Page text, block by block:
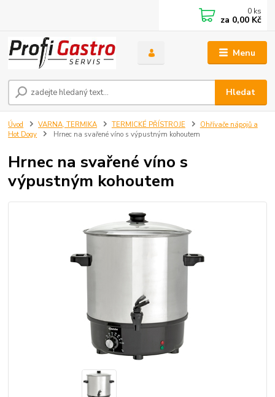
Menu
Hledat
0 ks
za 0,00 Kč
Úvod VARNA, TERMIKA TERMICKÉ PŘÍSTROJE
Ohřívače nápojů a
Hot Dogy
Hrnec na svařené víno s výpustným kohoutem
Hrnec na svařené víno s
výpustným kohoutem